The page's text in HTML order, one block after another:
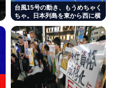
台風15号の動き、もうめちゃく
ちゃ。日本列島を東から西に横